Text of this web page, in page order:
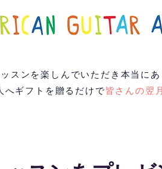
スンを楽しんでいただき本当にあ
へギフトを贈るだけで皆さんの翌